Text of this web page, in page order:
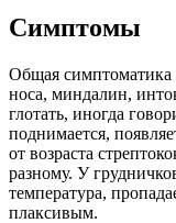
Симптомы
Общая симптоматика
носа, миндалин,
глотать, иногда
поднимается,
от возраста
разному. У
температура,
плаксивым.